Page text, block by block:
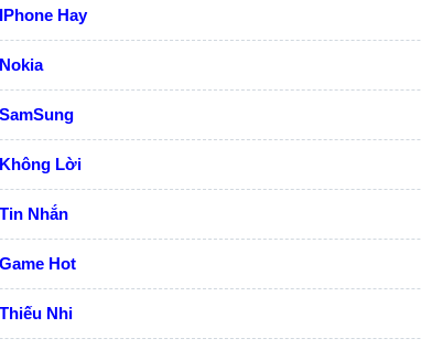
Hay
Lời
Nhắn
Hot
Nhi